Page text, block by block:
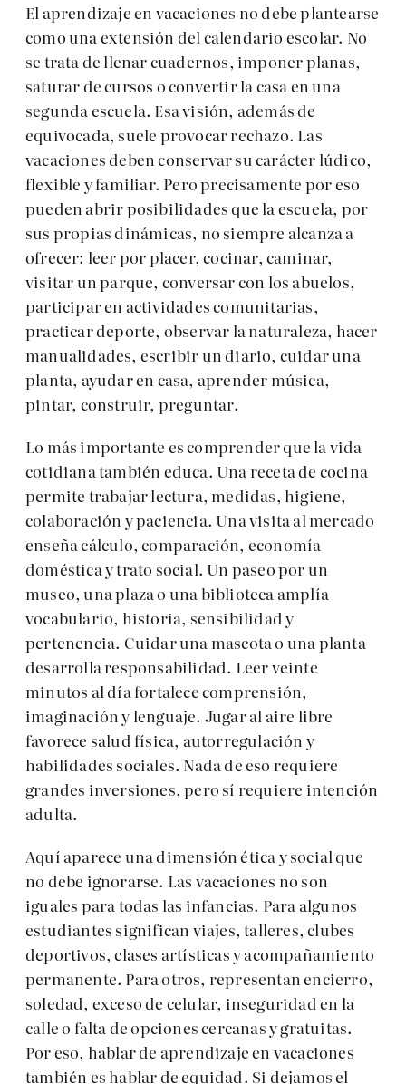
El aprendizaje en vacaciones no debe plantearse
como una extensión del calendario escolar. No
se trata de llenar cuadernos, imponer planas,
saturar de cursos o convertir la casa en una
segunda escuela. Esa visión, además de
equivocada, suele provocar rechazo. Las
vacaciones deben conservar su carácter lúdico,
flexible y familiar. Pero precisamente por eso
pueden abrir posibilidades que la escuela, por
sus propias dinámicas, no siempre alcanza a
ofrecer: leer por placer, cocinar, caminar,
visitar un parque, conversar con los abuelos,
participar en actividades comunitarias,
practicar deporte, observar la naturaleza, hacer
manualidades, escribir un diario, cuidar una
planta, ayudar en casa, aprender música,
pintar, construir, preguntar.
Lo más importante es comprender que la vida
cotidiana también educa. Una receta de cocina
permite trabajar lectura, medidas, higiene,
colaboración y paciencia. Una visita al mercado
enseña cálculo, comparación, economía
doméstica y trato social. Un paseo por un
museo, una plaza o una biblioteca amplía
vocabulario, historia, sensibilidad y
pertenencia. Cuidar una mascota o una planta
desarrolla responsabilidad. Leer veinte
minutos al día fortalece comprensión,
imaginación y lenguaje. Jugar al aire libre
favorece salud física, autorregulación y
habilidades sociales. Nada de eso requiere
grandes inversiones, pero sí requiere intención
adulta.
Aquí aparece una dimensión ética y social que
no debe ignorarse. Las vacaciones no son
iguales para todas las infancias. Para algunos
estudiantes significan viajes, talleres, clubes
deportivos, clases artísticas y acompañamiento
permanente. Para otros, representan encierro,
soledad, exceso de celular, inseguridad en la
calle o falta de opciones cercanas y gratuitas.
Por eso, hablar de aprendizaje en vacaciones
también es hablar de equidad. Si dejamos el